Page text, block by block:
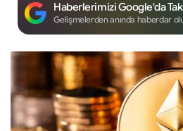
Haberlerimizi Google'da
Gelişmelerden anında haberdar